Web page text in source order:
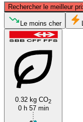
Rechercher le meilleur
Bern
Le moins cher
0.32 kg CO2
0 h 57 min